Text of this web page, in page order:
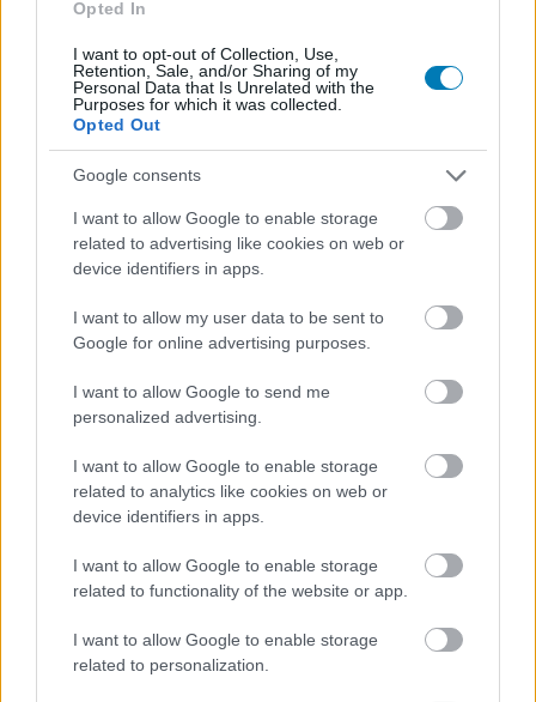
Opted In
I want to opt-out of Collection, Use,
Retention, Sale, and/or Sharing of my
Personal Data that Is Unrelated with the
Purposes for which it was collected.
Opted Out
Google consents
I want to allow Google to enable storage
related to advertising like cookies on web or
device identifiers in apps.
I want to allow my user data to be sent to
Google for online advertising purposes.
I want to allow Google to send me
personalized advertising.
I want to allow Google to enable storage
related to analytics like cookies on web or
device identifiers in apps.
I want to allow Google to enable storage
related to functionality of the website or app.
I want to allow Google to enable storage
related to personalization.
Unmute
Legutóbb a nyári Xbox Games Showcase során
hallhattunk a 2017-es Hellblade Senua's Sacrifice
magát. Azóta már több alkalommal is prezentálta
nekünk a Ninja Theory, hogy sikerült szintet lépniük,
viszont hiába az elképesztő előzetesek, valamivel még
adósunk maradt a csapat: a megjelenési dátummal.
Mivel az Xbox Games Studios egyik legerősebb saját
gyártású címéről van szó, ezért érthető, hogy a rajongó ki
erősebb jelenlétet ígértek a The Game Awardsra,
reménykedtünk benne, hogy a Ninja Theory végre színt
A Senua's Saga: Hellblade 2 valóban felbukkant az idei
TGA műsorában: a zenéért felelős Heilung
felkonferálásával ismételten kaptunk egy minden
tekintetben lenyűgöző kedvcsinálót, amiben jelen van a